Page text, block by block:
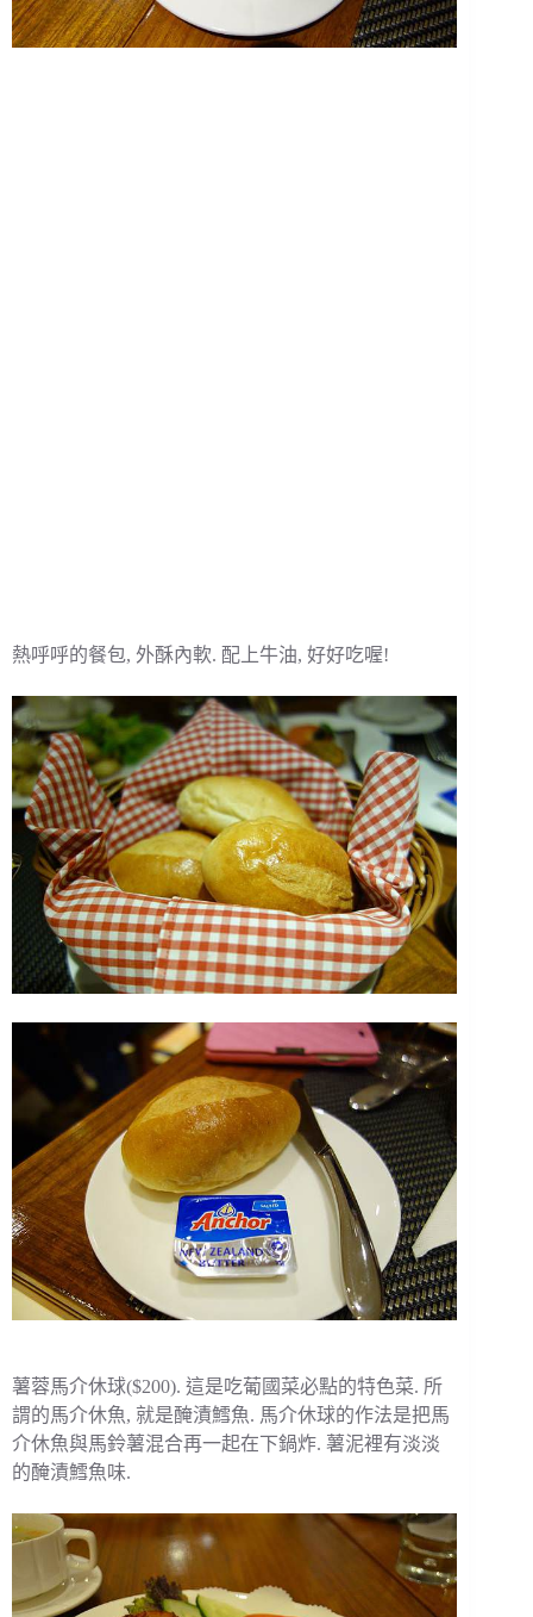
熱呼呼的餐包, 外酥內軟. 配上牛油, 好好吃喔!
薯蓉馬介休球($200). 這是吃葡國菜必點的特色菜. 所
謂的馬介休魚, 就是醃漬鱈魚. 馬介休球的作法是把馬
介休魚與馬鈴薯混合再一起在下鍋炸. 薯泥裡有淡淡
的醃漬鱈魚味.